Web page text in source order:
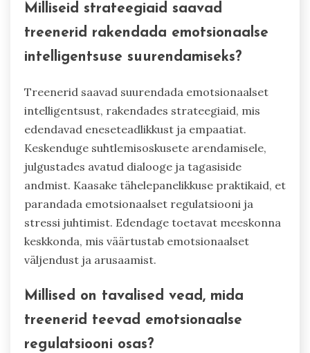
Milliseid strateegiaid saavad
treenerid rakendada emotsionaalse
intelligentsuse suurendamiseks?
Treenerid saavad suurendada emotsionaalset
intelligentsust, rakendades strateegiaid, mis
edendavad eneseteadlikkust ja empaatiat.
Keskenduge suhtlemisoskusete arendamisele,
julgustades avatud dialooge ja tagasiside
andmist. Kaasake tähelepanelikkuse praktikaid, et
parandada emotsionaalset regulatsiooni ja
stressi juhtimist. Edendage toetavat meeskonna
keskkonda, mis väärtustab emotsionaalset
väljendust ja arusaamist.
Millised on tavalised vead, mida
treenerid teevad emotsionaalse
regulatsiooni osas?